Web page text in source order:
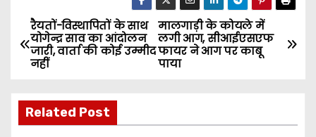
P
o
t
मालगाड़ी के कोयले में
लगी आग, सीआईएसएफ
फायर ने आग पर काबू
पाया
रैयतों-विस्थापितों के साथ
योगेन्द्र साव का आंदोलन
जारी, वार्ता की कोई उम्मीद
नहीं
Related Post